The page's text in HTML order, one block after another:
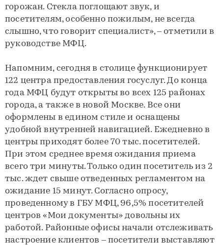
горожан. Стекла поглощают звук, и
посетителям, особенно пожилым, не всегда
слышно, что говорит специалист», – отметили в
руководстве МФЦ.
Напомним, сегодня в столице функционирует
122 центра предоставления госуслуг. До конца
года МФЦ будут открыты во всех 125 районах
города, а также в новой Москве. Все они
оформлены в едином стиле и оснащены
удобной внутренней навигацией. Ежедневно в
центры приходят более 70 тыс. посетителей.
При этом среднее время ожидания приема
всего три минуты. Только один посетитель из 2
тыс. ждет свыше отведенных регламентом на
ожидание 15 минут. Согласно опросу,
проведенному в ГБУ МФЦ, 96,5% посетителей
центров «Мои документы» довольны их
работой. Районные офисы начали отслеживать
настроение клиентов – посетители выставляют